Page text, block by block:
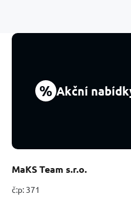
z
kamenů
8
16
-
17
% Akční
MaKS Team s.r.o.
č:p: 371